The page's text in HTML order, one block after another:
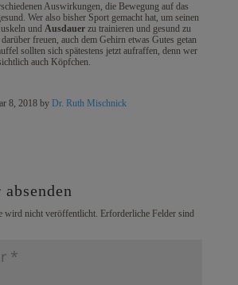
Auswirkungen, die Bewegung auf das
Wer also bisher Sport gemacht hat, um seinen
und Ausdauerzu trainieren und gesund zu
freuen, auch dem Gehirn etwas Gutes getan
sollten sich spätestens jetzt aufraffen, denn wer
auch Köpfchen.
8, 2018 by Dr. Ruth Mischnick
wird nicht veröffentlicht. Erforderliche Felder sind